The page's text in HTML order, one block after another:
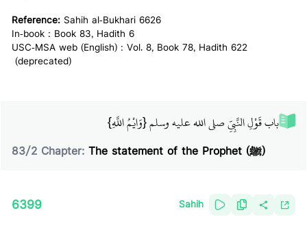
Reference: Sahih al-Bukhari 6626
In-book : Book 83, Hadith 6
USC-MSA web (English) : Vol. 8, Book 78, Hadith 622
(deprecated)
باب قَوْلِ النَّبِيِّ صلى الله عليه وسلم ‏{‏وَايْمُ اللَّهِ‏}‏
83/2 Chapter: The statement of the Prophet (ﷺ)
6399 Sahih